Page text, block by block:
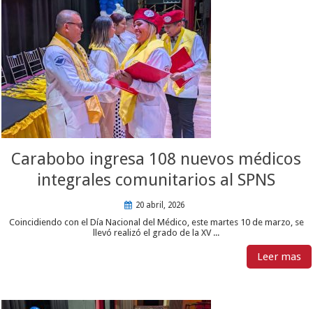
Carabobo ingresa 108 nuevos médicos
integrales comunitarios al SPNS
20 abril, 2026
Coincidiendo con el Día Nacional del Médico, este martes 10 de marzo, se
llevó realizó el grado de la XV ...
Leer mas